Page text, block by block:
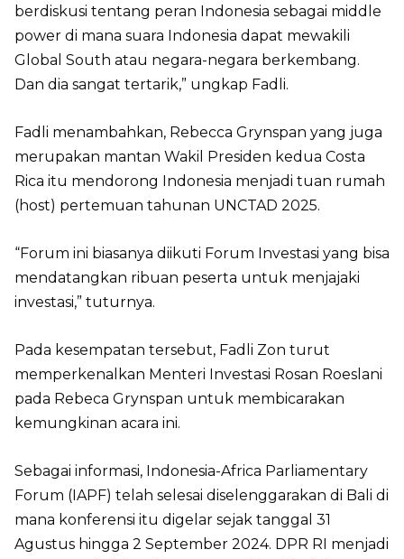
berdiskusi tentang peran Indonesia sebagai middle
power di mana suara Indonesia dapat mewakili
Global South atau negara-negara berkembang.
Dan dia sangat tertarik,” ungkap Fadli.
Fadli menambahkan, Rebecca Grynspan yang juga
merupakan mantan Wakil Presiden kedua Costa
Rica itu mendorong Indonesia menjadi tuan rumah
(host) pertemuan tahunan UNCTAD 2025.
“Forum ini biasanya diikuti Forum Investasi yang bisa
mendatangkan ribuan peserta untuk menjajaki
investasi,” tuturnya.
Pada kesempatan tersebut, Fadli Zon turut
memperkenalkan Menteri Investasi Rosan Roeslani
pada Rebeca Grynspan untuk membicarakan
kemungkinan acara ini.
Sebagai informasi, Indonesia-Africa Parliamentary
Forum (IAPF) telah selesai diselenggarakan di Bali di
mana konferensi itu digelar sejak tanggal 31
Agustus hingga 2 September 2024. DPR RI menjadi